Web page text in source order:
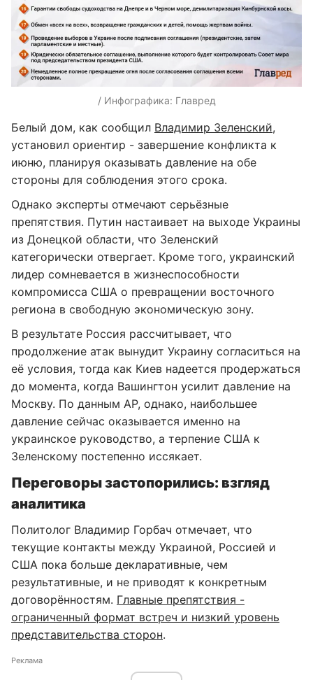
/ Инфографика: Главред
Белый дом, как сообщил Владимир Зеленский,
установил ориентир - завершение конфликта к
июню, планируя оказывать давление на обе
стороны для соблюдения этого срока.
Однако эксперты отмечают серьёзные
препятствия. Путин настаивает на выходе Украины
из Донецкой области, что Зеленский
категорически отвергает. Кроме того, украинский
лидер сомневается в жизнеспособности
компромисса США о превращении восточного
региона в свободную экономическую зону.
В результате Россия рассчитывает, что
продолжение атак вынудит Украину согласиться на
её условия, тогда как Киев надеется продержаться
до момента, когда Вашингтон усилит давление на
Москву. По данным AP, однако, наибольшее
давление сейчас оказывается именно на
украинское руководство, а терпение США к
Зеленскому постепенно иссякает.
Переговоры застопорились: взгляд
аналитика
Политолог Владимир Горбач отмечает, что
текущие контакты между Украиной, Россией и
США пока больше декларативные, чем
результативные, и не приводят к конкретным
договорённостям. Главные препятствия -
ограниченный формат встреч и низкий уровень
представительства сторон.
Реклама